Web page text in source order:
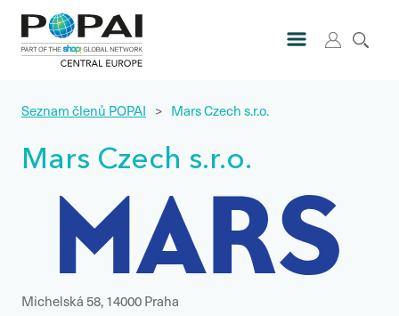
Seznam členů POPAI > Mars Czech s.r.o.
Mars Czech s.r.o.
Michelská 58, 14000 Praha